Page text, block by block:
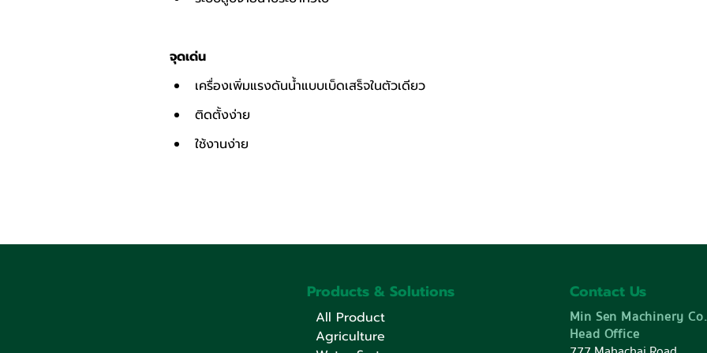
จุดเด่น
เครื่องเพิ่มแรงดันน้ำแบบเบ็ดเสร็จในตัวเดียว
ติดตั้งง่าย
ใช้งานง่าย
Products & Solutions
All Product
Agriculture
Contact Us
Min Sen Machinery
Head Office